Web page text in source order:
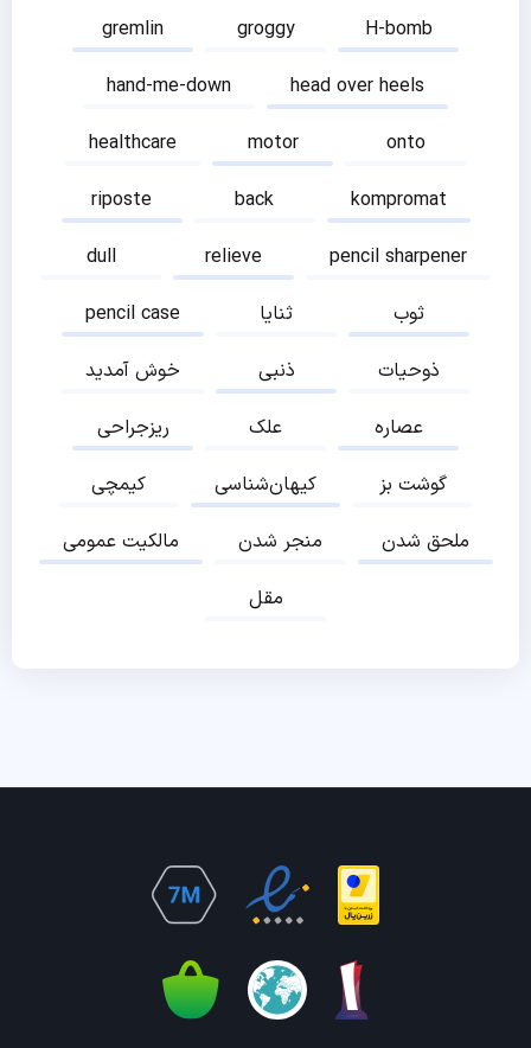
gremlin groggy
H-bomb
hand-me-down
head over heels
healthcare
motor
onto
riposte
back
kompromat
dull
relieve
pencil sharpener
pencil case
ثنایا
ثوب
خوش آمدید
ذنبی
ذوحیات
ریزجراحی
علک
عصاره
کیمچی
کیهان‌شناسی
گوشت بز
مالکیت عمومی
منجر شدن
ملحق شدن
مقل